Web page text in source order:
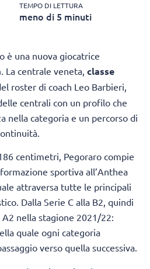
TEMPO DI LETTURA
meno di 5 minuti
è una nuova giocatrice
. La centrale veneta, classe
roster di coach Leo Barbieri,
centrali con un profilo che
nella categoria e un percorso di
centimetri, Pegoraro compie
sportiva all’Anthea
attraversa tutte le principali
Dalla Serie C alla B2, quindi
A2 nella stagione 2021/22:
quale ogni categoria
verso quella successiva.